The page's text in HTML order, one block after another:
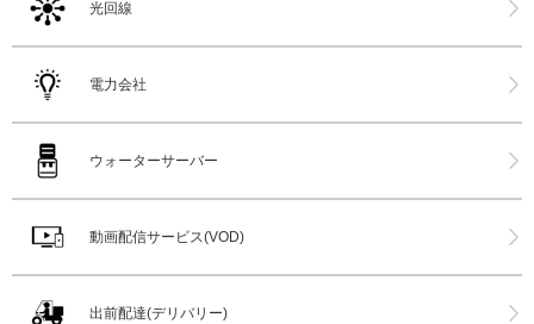
光回線
電力会社
ウォーターサーバー
動画配信サービス(VOD)
出前配達(デリバリー)